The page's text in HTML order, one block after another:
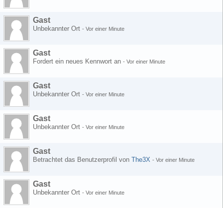
Gast
Unbekannter Ort - Vor einer Minute
Gast
Fordert ein neues Kennwort an - Vor einer Minute
Gast
Unbekannter Ort - Vor einer Minute
Gast
Unbekannter Ort - Vor einer Minute
Gast
Betrachtet das Benutzerprofil von The3X - Vor einer Minute
Gast
Unbekannter Ort - Vor einer Minute